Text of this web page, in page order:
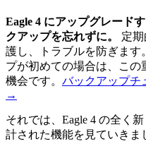
Eagle 4 にアップグレード
クアップを忘れずに。
定
護し、トラブルを防ぎます
プが初めての場合は、こ
機会です。 バックアップチ
→
それでは、Eagle 4 の全く
計された機能を見ていきま